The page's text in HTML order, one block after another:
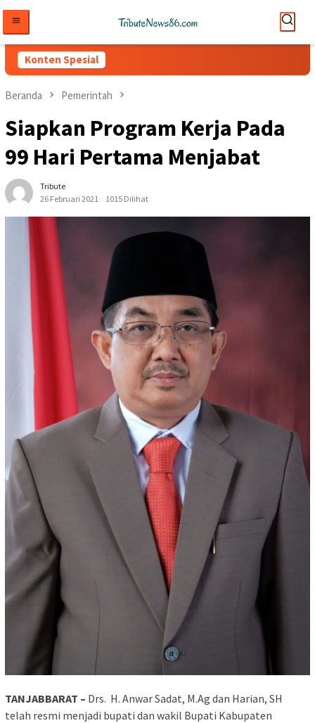
konten
Konten Spesial
Beranda Pemerintah
Siapkan Program Kerja Pada
99 Hari Pertama Menjabat
Tribute
26 Februari 2021
1015 Dilihat
TANJABBARAT – Drs. H. Anwar Sadat, M.Ag dan Harian, SH
telah resmi menjadi bupati dan wakil Bupati Kabupaten